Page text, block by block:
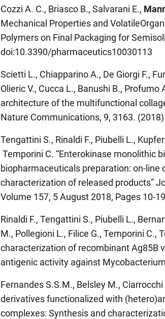
Cozzi A. C., Briasco B., Salvarani E.,
Mechanical Properties and
Polymers on Final Packaging for
doi:10.3390/pharmaceutics10030113
Scietti L., Chiapparino A., De Giorgi F.,
Olieric V., Cucca L., Banushi B., Profumo
architecture of the multifunctional
Nature Communications, 9, 3163. (2018)
Tengattini S., Rinaldi F., Piubelli L.,
Temporini C. “Enterokinase monolithic
biopharmaceuticals preparation: on-line
characterization of released products”
Volume 157, 5 August 2018, Pages 10-19
Rinaldi F., Tengattini S., Piubelli L.,
M., Pollegioni L., Filice G., Temporini C.,
characterization of recombinant Ag85B
antigenic activity against
Fernandes S.S.M., Belsley M.,
derivatives functionalized with
complexes: Synthesis and